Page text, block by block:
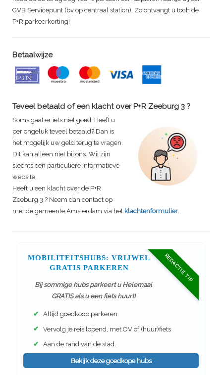
GVB Servicepunt (bv op centraal station). Zo ontvangt u toch de
P+R parkeerkorting!
Betaalwijze
Teveel betaald of een klacht over P+R Zeeburg 3 ?
Soms gaat er iets niet goed. Heeft u
per ongeluk teveel betaald? Dan is
het mogelijk uw geld terug te vragen.
Dit kan alleen niet bij ons. Wij zijn
slechts een particuliere informatieve
website.
Heeft u een klacht over de P+R
Zeeburg 3 ? Neem dan contact op
met de gemeente Amsterdam via het klachtenformulier.
REDACTIE TIP
MOBILITEITSHUBS: VRIJWEL
GRATIS PARKEREN
Bij sommige hubs parkeert u Helemaal
GRATIS als u een fiets huurt!
✔ Altijd goedkoop parkeren
✔ Vervolg je reis lopend, met OV of (huur)fiets
✔ Aan de rand van de stad.
Bekijk deze goedkope hubs